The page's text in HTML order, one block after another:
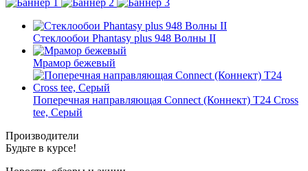
Стеклообои Phantasy plus 948 Волны II
Мрамор бежевый
Поперечная направляющая Connect (Коннект) T24 Cross
tee, Серый
Производители
Будьте в курсе!